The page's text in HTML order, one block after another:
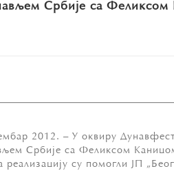
Србије са Феликсом
2012. – У оквиру
Србије са Феликсом
реализацију су помогли ЈП